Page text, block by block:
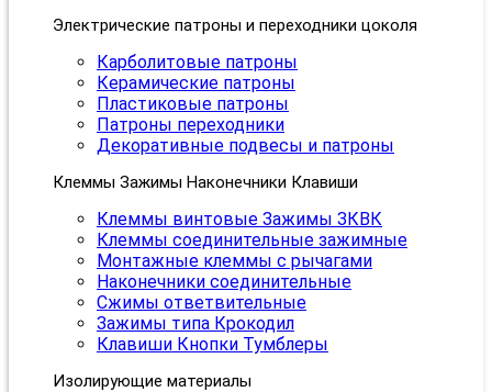
Электрические патроны и переходники цоколя
Карболитовые патроны
Керамические патроны
Пластиковые патроны
Патроны переходники
Декоративные подвесы и патроны
Клеммы Зажимы Наконечники Клавиши
Клеммы винтовые Зажимы ЗКВК
Клеммы соединительные зажимные
Монтажные клеммы с рычагами
Наконечники соединительные
Сжимы ответвительные
Зажимы типа Крокодил
Клавиши Кнопки Тумблеры
Изолирующие материалы